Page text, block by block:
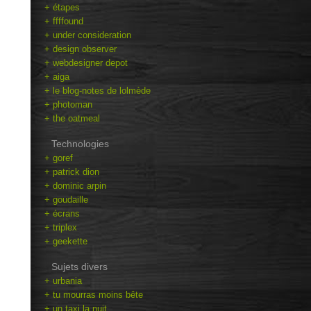
+ étapes
+ ffffound
+ under consideration
+ design observer
+ webdesigner depot
+ aiga
+ le blog-notes de lolmède
+ photoman
+ the oatmeal
Technologies
+ goref
+ patrick dion
+ dominic arpin
+ goudaille
+ écrans
+ triplex
+ geekette
Sujets divers
+ urbania
+ tu mourras moins bête
+ un taxi la nuit